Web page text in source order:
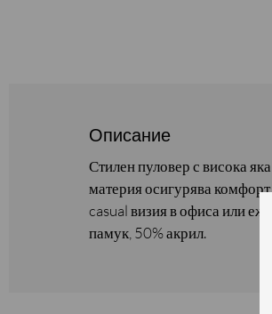
Описание
Стилен пуловер с висока
материя осигурява
casual визия в офиса или
памук, 50% акрил.